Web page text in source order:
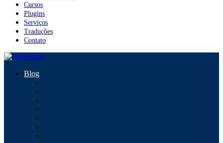
Cursos
Plugins
Serviços
Traduções
Contato
Blog